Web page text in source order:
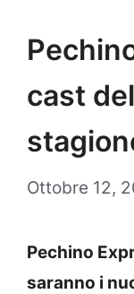
cast
Ottobre 12,
Pechino
saranno i